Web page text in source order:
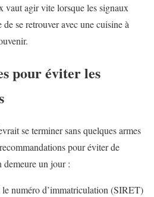
vaut agir vite lorsque les signaux
se retrouver avec une cuisine à
pour éviter les
se terminer sans quelques armes
pour éviter de
demeure un jour :
le numéro d’immatriculation (SIRET)